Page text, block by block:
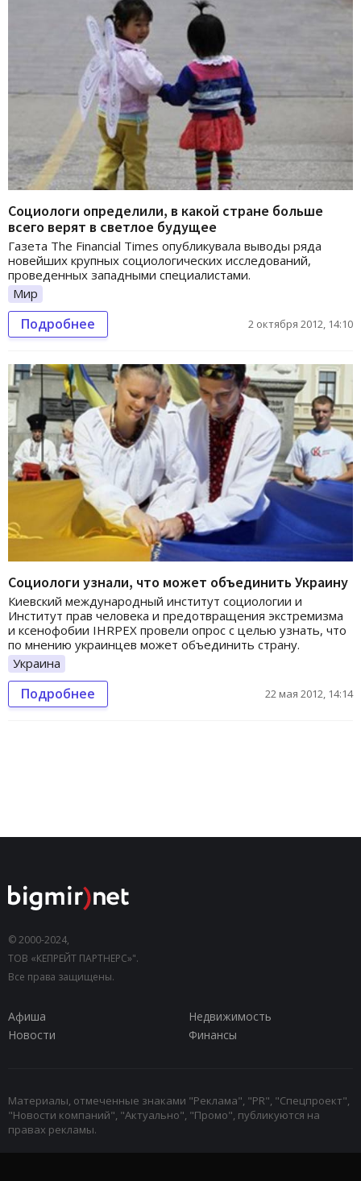
Социологи определили, в какой стране больше
всего верят в светлое будущее
Газета The Financial Times опубликувала выводы ряда
новейших крупных социологических исследований,
проведенных западными специалистами.
Мир
Подробнее 2 октября 2012, 14:10
Социологи узнали, что может объединить Украину
Киевский международный институт социологии и
Институт прав человека и предотвращения экстремизма
и ксенофобии IHRPEX провели опрос с целью узнать, что
по мнению украинцев может объединить страну.
Украина
Подробнее 22 мая 2012, 14:14
© 2000-2024,
ТОВ «КЕПРЕЙТ ПАРТНЕРС»".
Все права защищены.
Афиша
Недвижимость
Новости
Финансы
Материалы, отмеченные знаками "Реклама", "PR", "Спецпроект",
"Новости компаний", "Актуально", "Промо", публикуются на
правах рекламы.